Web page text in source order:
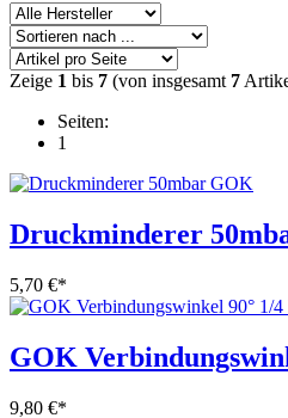
Zeige 1 bis 7 (von insgesamt 7
Seiten:
1
Druckminderer
5,70 €*
GOK
9,80 €*